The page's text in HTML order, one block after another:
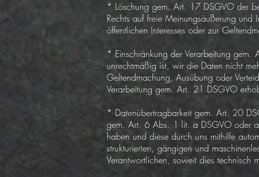
* Löschung gem. Art. 17 DSGVO der
Rechts auf freie Meinungsäußerung
öffentlichen Interesses oder zur
* Einschränkung der Verarbeitung
unrechtmäßig ist, wir die Daten nicht
Geltendmachung, Ausübung oder
Verarbeitung gem. Art. 21 DSGVO
* Datenübertragbarkeit gem. Art. 20
gem. Art. 6 Abs. 1 lit. a DSGVO oder
haben und diese durch uns mithilfe
strukturierten, gängigen und
Verantwortlichen, soweit dies technisch